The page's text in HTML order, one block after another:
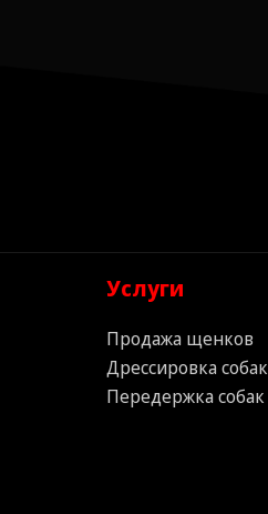
Услуги
Продажа щенков
Дрессировка собак
Передержка собак